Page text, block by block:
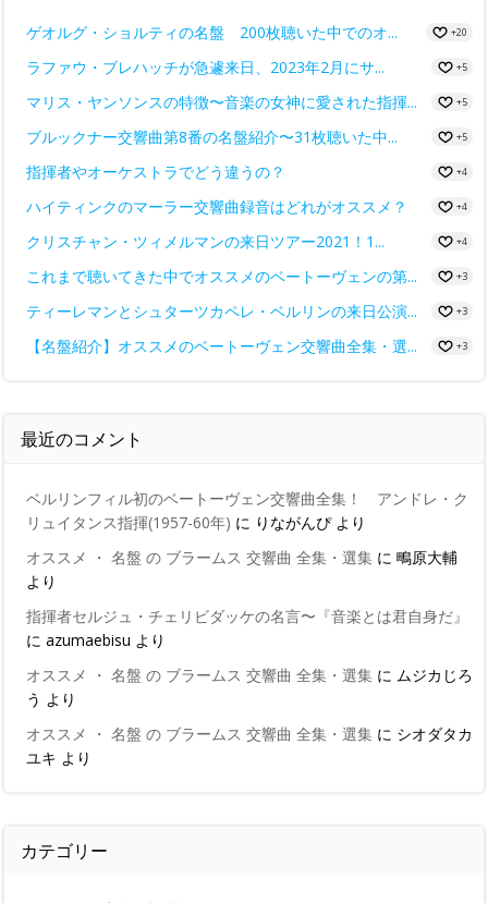
ゲオルグ・ショルティの名盤 200枚聴いた中でのオ... +20
ラファウ・ブレハッチが急遽来日、2023年2月にサ... +5
マリス・ヤンソンスの特徴〜音楽の女神に愛された指揮... +5
ブルックナー交響曲第8番の名盤紹介〜31枚聴いた中... +5
指揮者やオーケストラでどう違うの？ +4
ハイティンクのマーラー交響曲録音はどれがオススメ？ +4
クリスチャン・ツィメルマンの来日ツアー2021！1... +4
これまで聴いてきた中でオススメのベートーヴェンの第... +3
ティーレマンとシュターツカペレ・ベルリンの来日公演... +3
【名盤紹介】オススメのベートーヴェン交響曲全集・選... +3
最近のコメント
ベルリンフィル初のベートーヴェン交響曲全集！ アンドレ・ク
リュイタンス指揮(1957-60年) に りながんぴより
オススメ ・ 名盤 の ブラームス 交響曲 全集・選集 に 鴫原大輔
より
指揮者セルジュ・チェリビダッケの名言〜『音楽とは君自身だ』
に azumaebisu より
オススメ ・ 名盤 の ブラームス 交響曲 全集・選集 に ムジカじろ
う より
オススメ ・ 名盤 の ブラームス 交響曲 全集・選集 に シオダタカ
ユキ より
カテゴリー